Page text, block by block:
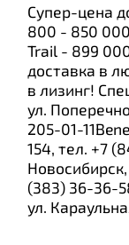
Супер-цена
800 - 850
Trail - 899
доставка в
в лизинг!
ул.
205-01-
154, тел. +7
(383) 36-36-
ул.